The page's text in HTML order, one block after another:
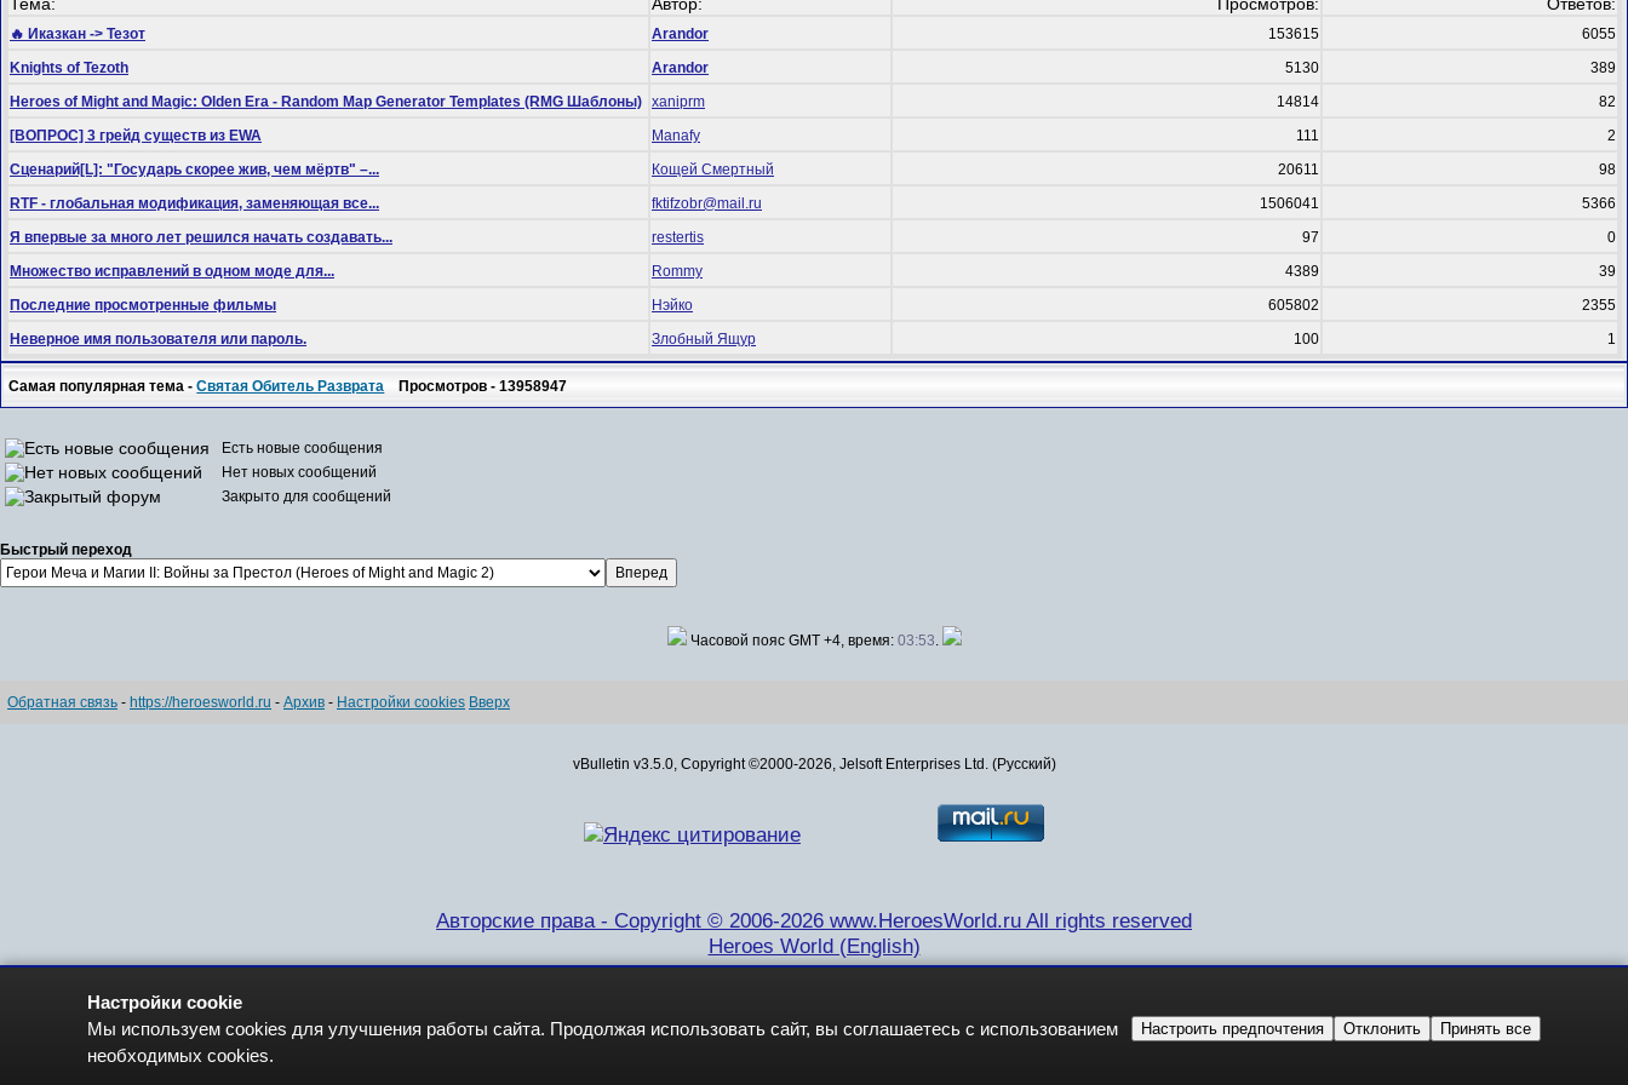
Тема: Автор: Просмотров: Ответов:
🔥 Иказкан -> Тезот Arandor 153615
6055
Knights of Tezoth
Arandor 5130
389
Heroes of Might and Magic: Olden Era - Random Map Generator Templates (RMG Шаблоны) xaniprm 14814
82
[ВОПРОС] 3 грейд существ из EWA
Manafy 111
2
Сценарий[L]: "Государь скорее жив, чем мёртв" –...
Кощей Смертный 20611
98
RTF - глобальная модификация, заменяющая все...
fktifzobr@mail.ru 1506041
5366
Я впервые за много лет решился начать создавать...
restertis 97
0
Множество исправлений в одном моде для...
Rommy 4389
39
Последние просмотренные фильмы
Нэйко 605802
2355
Неверное имя пользователя или пароль.
Злобный Ящур 100 1
Самая популярная тема -Святая Обитель Разврата Просмотров - 13958947
Есть новые сообщения
Нет новых сообщений
Закрыто для сообщений
Быстрый переход
Часовой пояс GMT +4, время: 03:53
Обратная связь - https://heroesworld.ru - Архив - Настройки cookies Вверх
vBulletin v3.5.0, Copyright ©2000-2026, Jelsoft Enterprises Ltd. (Русский)
Авторские права - Copyright © 2006-2026 www.HeroesWorld.ru All rights reserved
Heroes World (English)
Настройки cookie
Мы используем cookies для улучшения работы сайта. Продолжая использовать сайт, вы соглашаетесь с использованием
необходимых cookies.
Настроить предпочтения Отклонить Принять все